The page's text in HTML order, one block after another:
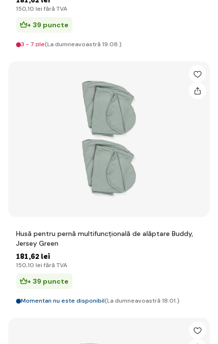
150,10 lei fără TVA
+ 39 puncte
3 - 7 zile(La dumneavoastră 19.08.)
Husă pentru pernă multifuncțională de alăptare Buddy,
Jersey Green
181,62 lei
150,10 lei fără TVA
+ 39 puncte
Momentan nu este disponibil(La dumneavoastră 18.01.)